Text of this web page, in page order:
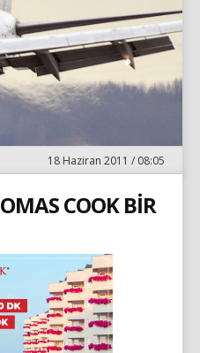
18 Haziran 2011 / 08:05
COOK BİR